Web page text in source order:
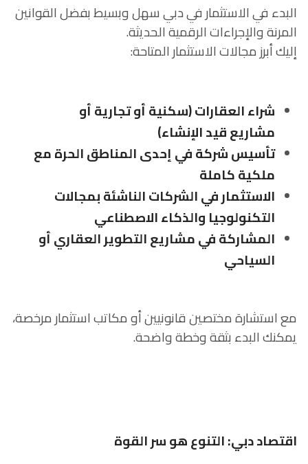
البدء في الاستثمار في دبي سهل وبسيط بفضل القوانين
المرنة والإجراءات الرقمية الحديثة.
إليك أبرز مجالات الاستثمار المتاحة:
شراء العقارات (سكنية أو تجارية أو
مشاريع قيد الإنشاء)
تأسيس شركة في إحدى المناطق الحرة مع
ملكية كاملة
الاستثمار في الشركات الناشئة بمجالات
التكنولوجيا والذكاء الاصطناعي
المشاركة في مشاريع التطوير العقاري أو
السياحي
مع استشارة مختصين قانونيين أو مكاتب استثمار مرخصة،
يمكنك البدء بثقة وخطة واضحة.
اقتصاد دبي: التنوع هو سر القوة